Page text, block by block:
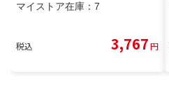
マイストア在庫： 7
税込 3,767円